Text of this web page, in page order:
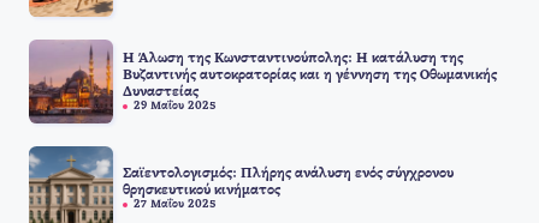
Η Άλωση της Κωνσταντινούπολης: Η κατάλυση της
Βυζαντινής αυτοκρατορίας και η γέννηση της Οθωμανικής
Δυναστείας
29 Μαΐου 2025
Σαϊεντολογισμός: Πλήρης ανάλυση ενός σύγχρονου
θρησκευτικού κινήματος
27 Μαΐου 2025